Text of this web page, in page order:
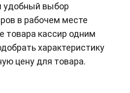
удобный выбор
в рабочем месте
товара кассир одним
характеристику
цену для товара.